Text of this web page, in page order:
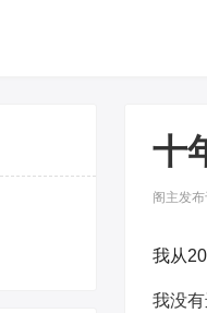
十
阁主发
我从
我没